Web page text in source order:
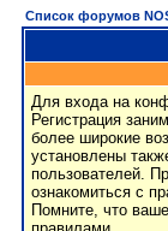
Список форумов
Для входа на
Регистрация
более широкие
установлены
пользователей.
ознакомиться с
Помните, что